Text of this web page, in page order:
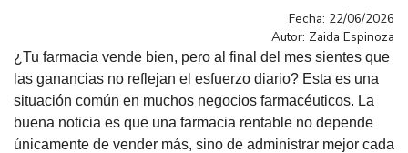
Fecha: 22/06/2026
Autor: Zaida Espinoza
¿Tu farmacia vende bien, pero al final del mes sientes que
las ganancias no reflejan el esfuerzo diario? Esta es una
situación común en muchos negocios farmacéuticos. La
buena noticia es que una farmacia rentable no depende
únicamente de vender más, sino de administrar mejor cada